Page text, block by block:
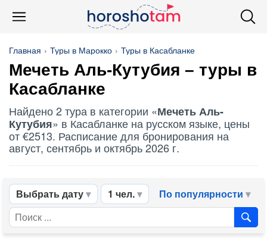
Главная Туры в Марокко Туры в Касабланке
Мечеть Аль-Кутубия – туры в
Касабланке
Найдено 2 тура в категории «Мечеть Аль-
Кутубия» в Касабланке на русском языке, цены
от €2513. Расписание для бронирования на
август, сентябрь и октябрь 2026 г.
Выбрать дату 1 чел. По популярности